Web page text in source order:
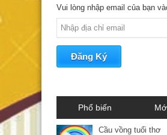
Vui lòng nhập email của bạn
Phổ biến
Cầu vồng tuổi thơ